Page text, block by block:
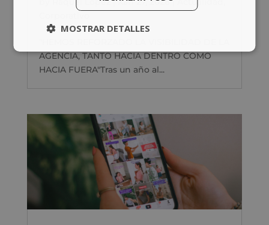
AGENCIA, TANTO HACIA DENTRO COMO
HACIA FUERA"Tras un año al...
MOSTRAR DETALLES